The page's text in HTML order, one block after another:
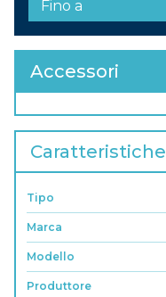
Accessori
Caratteristiche
Tipo
Marca
Modello
Produttore